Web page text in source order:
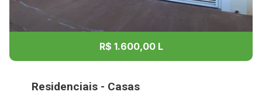
R$ 1.600,00 L
Residenciais - Casas